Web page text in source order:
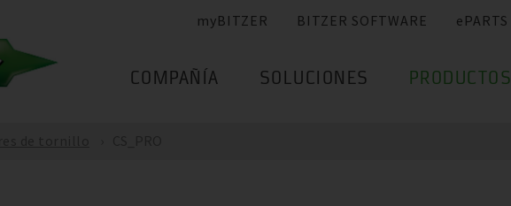
myBITZER BITZER SOFTWARE ePARTS
COMPAÑÍA SOLUCIONES PRODUCTOS